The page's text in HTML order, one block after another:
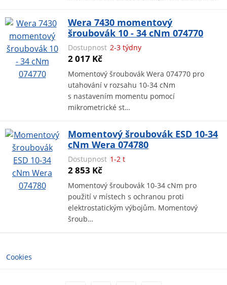
Wera 7430 momentový
šroubovák 10 - 34 cNm 074770
Dostupnost 2-3 týdny
2 017 Kč
Momentový šroubovák Wera 074770 pro
utahování v rozsahu 10-34 cNm
s nastavením momentu pomocí
mikrometrické st…
Momentový šroubovák ESD 10-34
cNm Wera 074780
Dostupnost 1-2 t
2 853 Kč
Momentový šroubovák 10-34 cNm pro
použití v místech s ochranou proti
elektrostatickým výbojům. Momentový
šroub…
Cookies